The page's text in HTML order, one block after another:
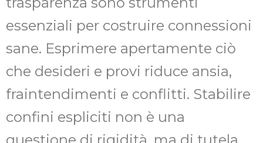
essenziali per costruire connessioni
sane. Esprimere apertamente ciò
che desideri e provi riduce ansia,
fraintendimenti e conflitti. Stabilire
confini espliciti non è una